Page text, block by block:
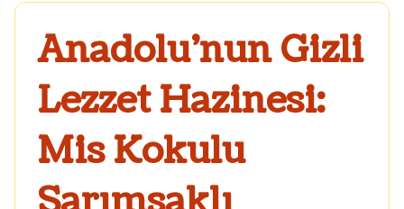
Anadolu’nun Gizli
Lezzet Hazinesi:
Mis Kokulu